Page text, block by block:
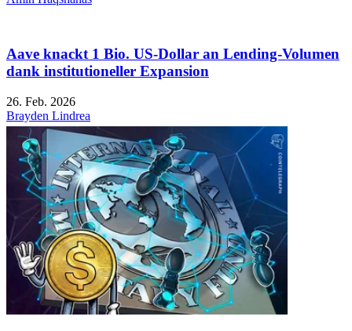
Aave knackt 1 Bio. US-Dollar an Lending-Volumen
dank institutioneller Expansion
26. Feb. 2026
Brayden Lindrea